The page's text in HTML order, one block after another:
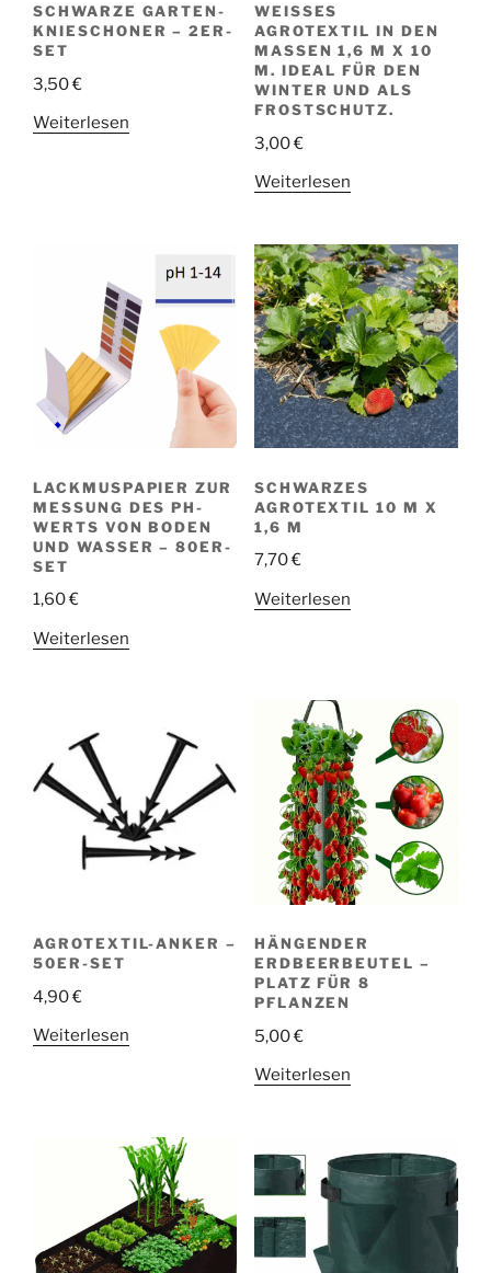
SCHWARZE GARTEN-
KNIESCHONER – 2ER-
SET
3,50€
Weiterlesen
WEISSES A
GROTEXTIL IN DEN M
ASSEN 1,6 M X 10 M.
IDEAL FÜR DEN WI
NTER UND ALS FR
OSTSCHUTZ.
3,00€
Weiterlesen
LACKMUSPAPIER ZUR
MESSUNG DES PH-
WERTS VON BODEN
UND WASSER – 80ER-
SET
1,60€
Weiterlesen
SCHWARZES
AGROTEXTIL 10 M X
1,6 M
7,70€
Weiterlesen
AGROTEXTIL-ANKER –
50ER-SET
4,90€
Weiterlesen
HÄNGENDER
ERDBEERBEUTEL –
PLATZ FÜR 8
PFLANZEN
5,00€
Weiterlesen